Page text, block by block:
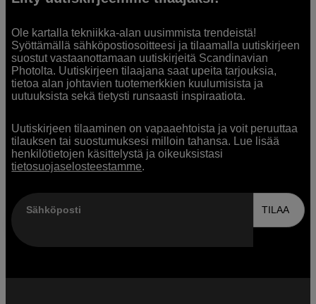
Ole kartalla tekniikka-alan uusimmista trendeistä!
Syöttämällä sähköpostiosoitteesi ja tilaamalla uutiskirjeen
suostut vastaanottamaan uutiskirjeitä Scandinavian
Photolta. Uutiskirjeen tilaajana saat upeita tarjouksia,
tietoa alan johtavien tuotemerkkien kuulumisista ja
uutuuksista sekä tietysti runsaasti inspiraatiota.
Uutiskirjeen tilaaminen on vapaaehtoista ja voit peruuttaa
tilauksen tai suostumuksesi milloin tahansa. Lue lisää
henkilötietojen käsittelystä ja oikeuksistasi
tietosuojaselosteestamme.
Sähköposti TILAA